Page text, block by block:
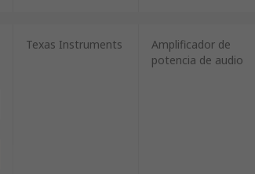
Texas Instruments
Amplificador de
potencia de audio